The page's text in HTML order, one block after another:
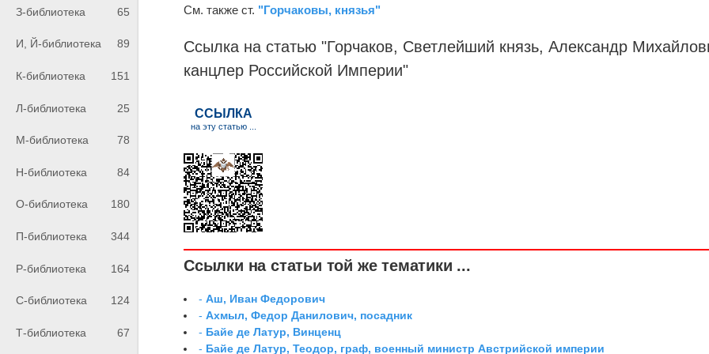
З-библиотека 65
И, Й-библиотека 89
К-библиотека 151
Л-библиотека 25
М-библиотека 78
Н-библиотека 84
О-библиотека 180
П-библиотека 344
Р-библиотека 164
С-библиотека 124
Т-библиотека 67
См. также ст. "Горчаковы, князья"
Ссылка на статью "Горчаков, Светлейший князь, Александр
канцлер Российской Империи"
Ссылки на статьи той же тематики ...
-Аш, Иван Федорович
-Ахмыл, Федор Данилович, посадник
- Байе де Латур, Винценц
- Байе де Латур, Теодор, граф, военный министр Австрийской империи